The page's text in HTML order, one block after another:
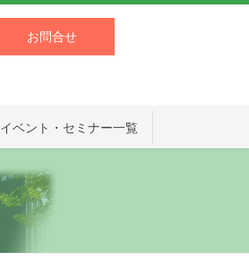
お問合せ
イベント・セミナー一覧